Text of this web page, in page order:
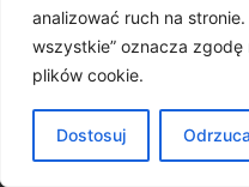
analizować ruch na
wszystkie” oznacza
plików cookie.
Dostosuj
Remonty
Metamorfozy
Ogrody
Porady